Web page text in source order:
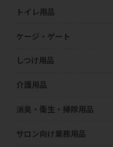
トイレ用品
ケージ・ゲート
しつけ用品
介護用品
消臭・衛生・掃除用品
サロン向け業務用品